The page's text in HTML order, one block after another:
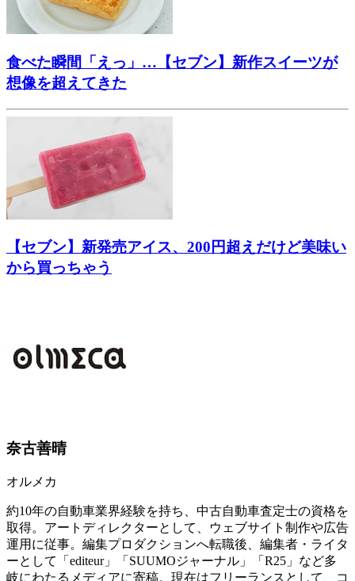
食べた瞬間「えっ」…【セブン】新作スイーツが
想像を超えてきた
【セブン】新発売アイス、200円超えだけど美味い
から買っちゃう
奈古善晴
オルメカ
約10年の自動車業界経験を持ち、中古自動車査定士の資格を
取得。アートディレクターとして、ウェブサイト制作や広告
運用に従事。編集プロダクションへ転職後、編集者・ライタ
ーとして「editeur」「SUUMOジャーナル」「R25」など多
岐にわたるメディアに寄稿。現在はフリーランスとして、コ